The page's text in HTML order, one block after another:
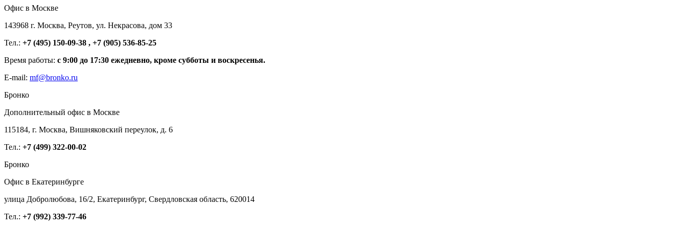
Офис в Москве
143968 г. Москва, Реутов, ул. Некрасова, дом 33
Тел.: +7 (495) 150-09-38 , +7 (905) 536-85-25
Время работы: с 9:00 до 17:30 ежедневно, кроме субботы и воскресенья.
E-mail: mf@bronko.ru
Бронко
Дополнительный офис в Москве
115184, г. Москва, Вишняковский переулок, д. 6
Тел.: +7 (499) 322-00-02
Бронко
Офис в Екатеринбурге
улица Добролюбова, 16/2, Екатеринбург, Свердловская область, 620014
Тел.: +7 (992) 339-77-46